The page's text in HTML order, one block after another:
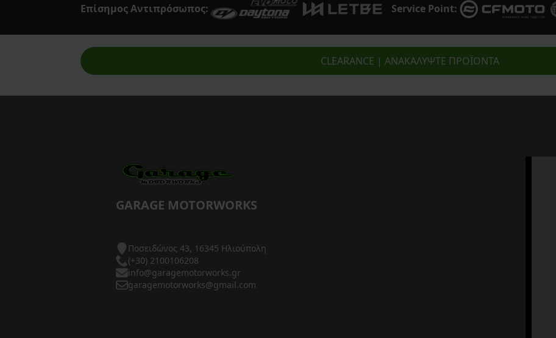
Επίσημος Αντιπρόσωπος: Service Point:
CLEARANCE | ΑΝΑΚΑΛΥΨΤΕ ΠΡΟΪΟΝΤΑ
GARAGE MOTORWORKS
Ποσειδώνος 43, 16345 Ηλιούπολη
(+30) 2100106208
info@garagemotorworks.gr
garagemotorworks@gmail.com